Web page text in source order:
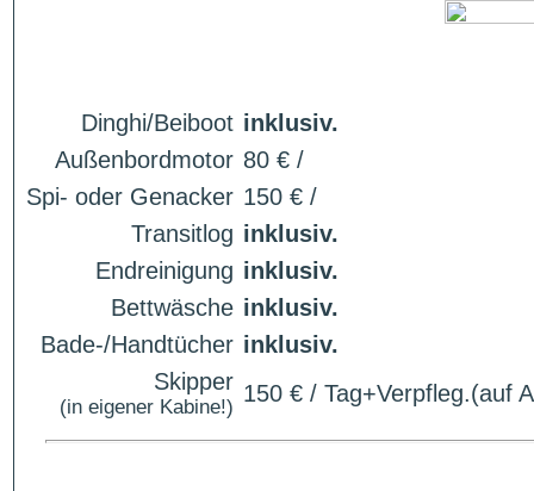
Dinghi/Beiboot inklusiv.
Außenbordmotor 80 € /
Spi- oder Genacker 150 € /
Transitlog inklusiv.
Endreinigung inklusiv.
Bettwäsche inklusiv.
Bade-/Handtücher inklusiv.
Skipper
(in eigener Kabine!)
150 € / Tag+Verpfleg.(auf